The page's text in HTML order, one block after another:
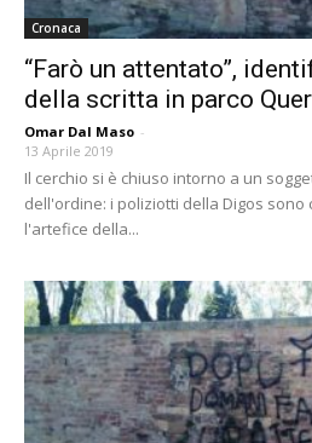
Cronaca
“Farò un attentato”,
della scritta in parco
Omar Dal Maso -
13 Aprile 2019
Il cerchio si è chiuso intorno a un
dell'ordine: i poliziotti della Digos
l'artefice della...